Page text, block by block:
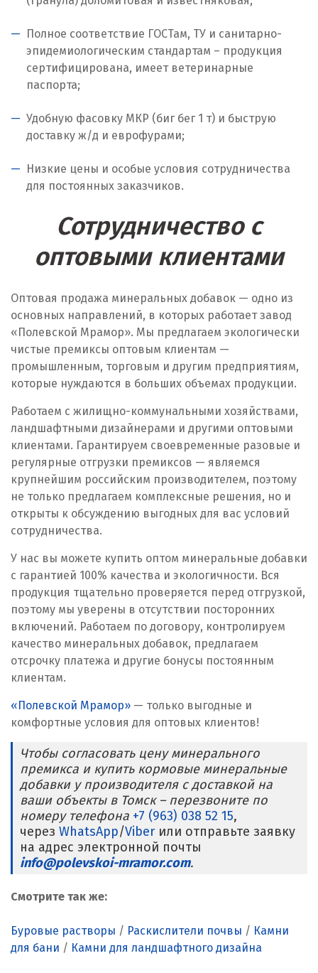
Нягань
О
Одинцово
Омск
Орел
Орехово-Зуево
П
Павловский Посад
Пенза
Первоуральск
Пермь
Подольск
Походилова
Псков
Пушкино
Р
Раменское
Ревда
Реутов
Ростов на Дону
С
Салехард
Самара
Санкт-Петербург
Саратов
Севастополь
Полное соответствие ГОСТам, ТУ и санитарно-
эпидемиологическим стандартам – продукция
сертифицирована, имеет ветеринарные
паспорта;
Удобную фасовку МКР (биг бег 1 т) и быструю
доставку ж/д и еврофурами;
Низкие цены и особые условия сотрудничества
для постоянных заказчиков.
Сотрудничество с
оптовыми клиентами
Оптовая продажа минеральных добавок — одно из
основных направлений, в которых работает завод
«Полевской Мрамор». Мы предлагаем экологически
чистые премиксы оптовым клиентам —
промышленным, торговым и другим предприятиям,
которые нуждаются в больших объемах продукции.
Работаем с жилищно-коммунальными хозяйствами,
ландшафтными дизайнерами и другими оптовыми
клиентами. Гарантируем своевременные разовые и
регулярные отгрузки премиксов — являемся
крупнейшим российским производителем, поэтому
не только предлагаем комплексные решения, но и
открыты к обсуждению выгодных для вас условий
сотрудничества.
У нас вы можете купить оптом минеральные добавки
с гарантией 100% качества и экологичности. Вся
продукция тщательно проверяется перед отгрузкой,
поэтому мы уверены в отсутствии посторонних
включений. Работаем по договору, контролируем
качество минеральных добавок, предлагаем
отсрочку платежа и другие бонусы постоянным
клиентам.
«Полевской Мрамор» — только выгодные и
комфортные условия для оптовых клиентов!
Чтобы согласовать цену минерального
премикса и купить кормовые минеральные
добавки у производителя с доставкой на
ваши объекты в Томск – перезвоните по
номеру телефона +7 (963) 038 52 15,
через WhatsApp/Viber или отправьте заявку
на адрес электронной почты
info@polevskoi-mramor.com.
Смотрите так же:
Буровые растворы / Раскислители почвы / Камни
для бани / Камни для ландшафтного дизайна